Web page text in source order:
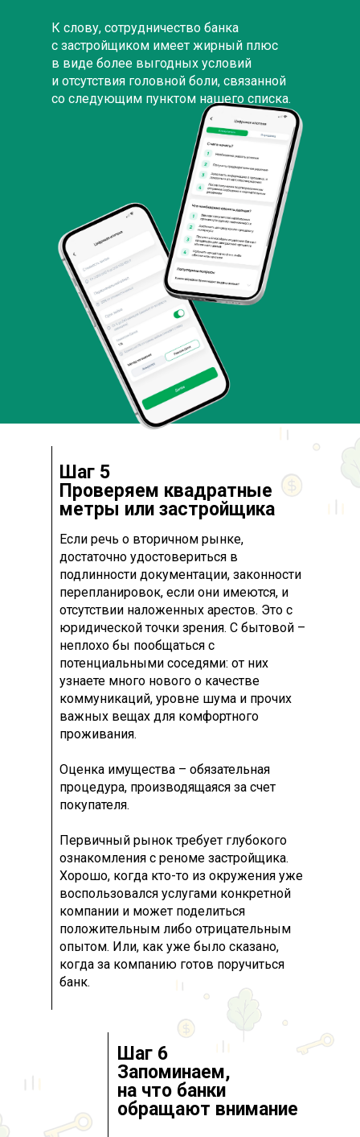
К слову, сотрудничество банка
с застройщиком имеет жирный плюс
в виде более выгодных условий
и отсутствия головной боли, связанной
со следующим пунктом нашего списка.
Если речь о вторичном рынке,
достаточно удостовериться в
подлинности документации, законности
перепланировок, если они имеются, и
отсутствии наложенных арестов. Это с
юридической точки зрения. С бытовой –
неплохо бы пообщаться с
потенциальными соседями: от них
узнаете много нового о качестве
коммуникаций, уровне шума и прочих
важных вещах для комфортного
проживания.
Оценка имущества – обязательная
процедура, производящаяся за счет
покупателя.
Первичный рынок требует глубокого
ознакомления с реноме застройщика.
Хорошо, когда кто-то из окружения уже
воспользовался услугами конкретной
компании и может поделиться
положительным либо отрицательным
опытом. Или, как уже было сказано,
когда за компанию готов поручиться
банк.
Шаг 5
Проверяем квадратные
метры или застройщика
Шаг 6
Запоминаем,
на что банки
обращают внимание